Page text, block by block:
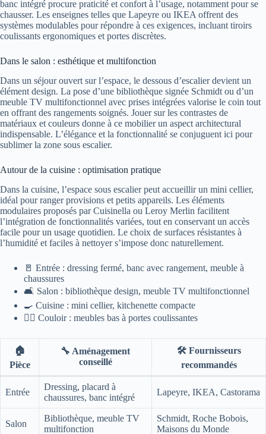
banc intégré procure praticité et confort à l’usage, notamment pour se
chausser. Les enseignes telles que Lapeyre ou IKEA offrent des
systèmes modulables pour répondre à ces exigences, incluant tiroirs
coulissants ergonomiques et portes discrètes.
Dans le salon : esthétique et multifonction
Dans un séjour ouvert sur l’espace, le dessous d’escalier devient un
élément design. La pose d’une bibliothèque signée Schmidt ou d’un
meuble TV multifonctionnel avec prises intégrées valorise le coin tout
en offrant des rangements soignés. Jouer sur les contrastes de
matériaux et couleurs donne à ce mobilier un aspect architectural
indispensable. L’élégance et la fonctionnalité se conjuguent ici pour
sublimer la zone sous escalier.
Autour de la cuisine : optimisation pratique
Dans la cuisine, l’espace sous escalier peut accueillir un mini cellier,
idéal pour ranger provisions et petits appareils. Les éléments
modulaires proposés par Cuisinella ou Leroy Merlin facilitent
l’intégration de fonctionnalités variées, tout en conservant un accès
facile pour un usage quotidien. Le choix de surfaces résistantes à
l’humidité et faciles à nettoyer s’impose donc naturellement.
🚪 Entrée : dressing fermé, banc avec rangement, meuble à
chaussures
🛋️ Salon : bibliothèque design, meuble TV multifonctionnel
🍳 Cuisine : mini cellier, kitchenette compacte
🚶‍♂️ Couloir : meubles bas à portes coulissantes
🏠
Pièce
🔧 Aménagement
conseillé
🛠️ Fournisseurs
recommandés
Entrée
Dressing, placard à
chaussures, banc intégré
Lapeyre, IKEA, Castorama
Salon
Bibliothèque, meuble TV
multifonction
Schmidt, Roche Bobois,
Maisons du Monde